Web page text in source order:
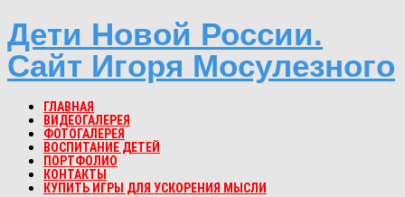
Дети Новой России.
Сайт Игоря Мосулезного
ГЛАВНАЯ
ВИДЕОГАЛЕРЕЯ
ФОТОГАЛЕРЕЯ
ВОСПИТАНИЕ ДЕТЕЙ
ПОРТФОЛИО
КОНТАКТЫ
КУПИТЬ ИГРЫ ДЛЯ УСКОРЕНИЯ МЫСЛИ